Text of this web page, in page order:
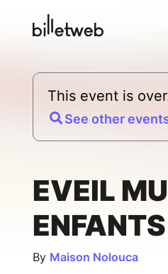
This event is
See other
EVEIL
By Maison Nolouca